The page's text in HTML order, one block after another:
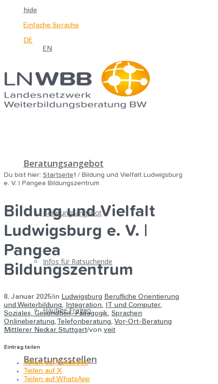
hide
Einfache Sprache
DE
EN
Beratungsangebot
Beratungsangebot
Infos für Ratsuchende
Häufige Fragen
Beratungsstellen
Du bist hier: Startseite1 / Bildung und Vielfalt Ludwigsburg
e. V. | Pangea Bildungszentrum
Bildung und Vielfalt
Ludwigsburg e. V. |
Pangea
Bildungszentrum
8. Januar 2025/in Ludwigsburg Berufliche Orientierung
und Weiterbildung, Integration, IT und Computer,
Soziales, Gesundheit, Pädagogik, Sprachen
Onlineberatung, Telefonberatung, Vor-Ort-Beratung
Mittlerer Neckar Stuttgart/von veit
Eintrag teilen
Teilen auf Facebook
Teilen auf X
Teilen auf WhatsApp